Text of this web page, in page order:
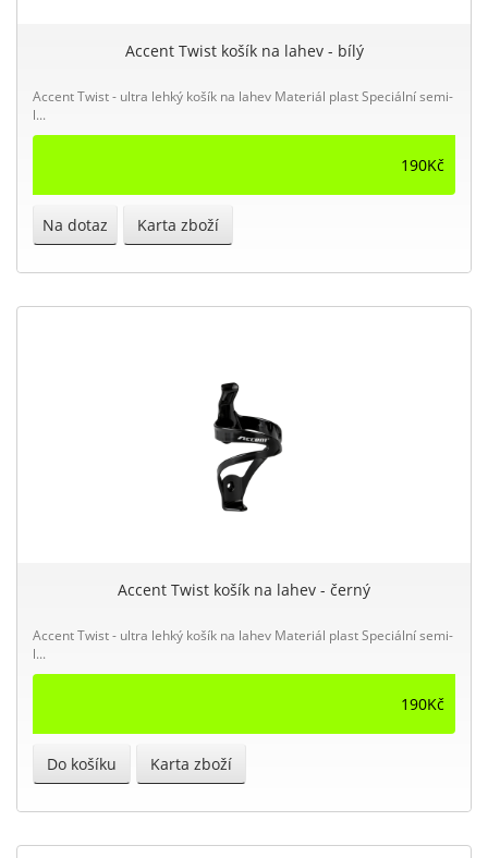
Accent Twist košík na lahev - bílý
Accent Twist - ultra lehký košík na lahev Materiál plast Speciální semi-
l...
190Kč
Na dotaz Karta zboží
Accent Twist košík na lahev - černý
Accent Twist - ultra lehký košík na lahev Materiál plast Speciální semi-
l...
190Kč
Do košíku Karta zboží